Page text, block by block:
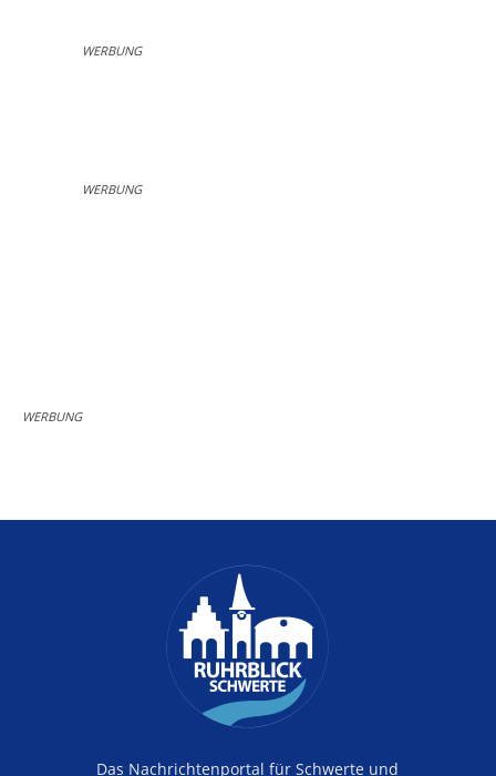
WERBUNG
WERBUNG
WERBUNG
Das Nachrichtenportal für Schwerte und